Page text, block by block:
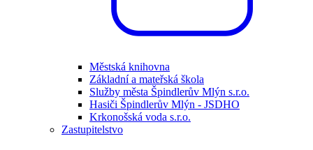
Městská knihovna
Základní a mateřská škola
Služby města Špindlerův Mlýn s.r.o.
Hasiči Špindlerův Mlýn - JSDHO
Krkonošská voda s.r.o.
Zastupitelstvo